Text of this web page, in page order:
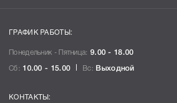
ГРАФИК РАБОТЫ:
Понедельник - Пятница: 9.00 - 18.00
Сб: 10.00 - 15.00 Вс: Выходной
КОНТАКТЫ: